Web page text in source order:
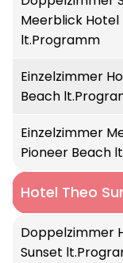
Meerblick Hotel
lt.Programm
Einzelzimmer
Beach
Einzelzimmer
Pioneer Beach
Hotel Theo
Doppelzimmer
Sunset